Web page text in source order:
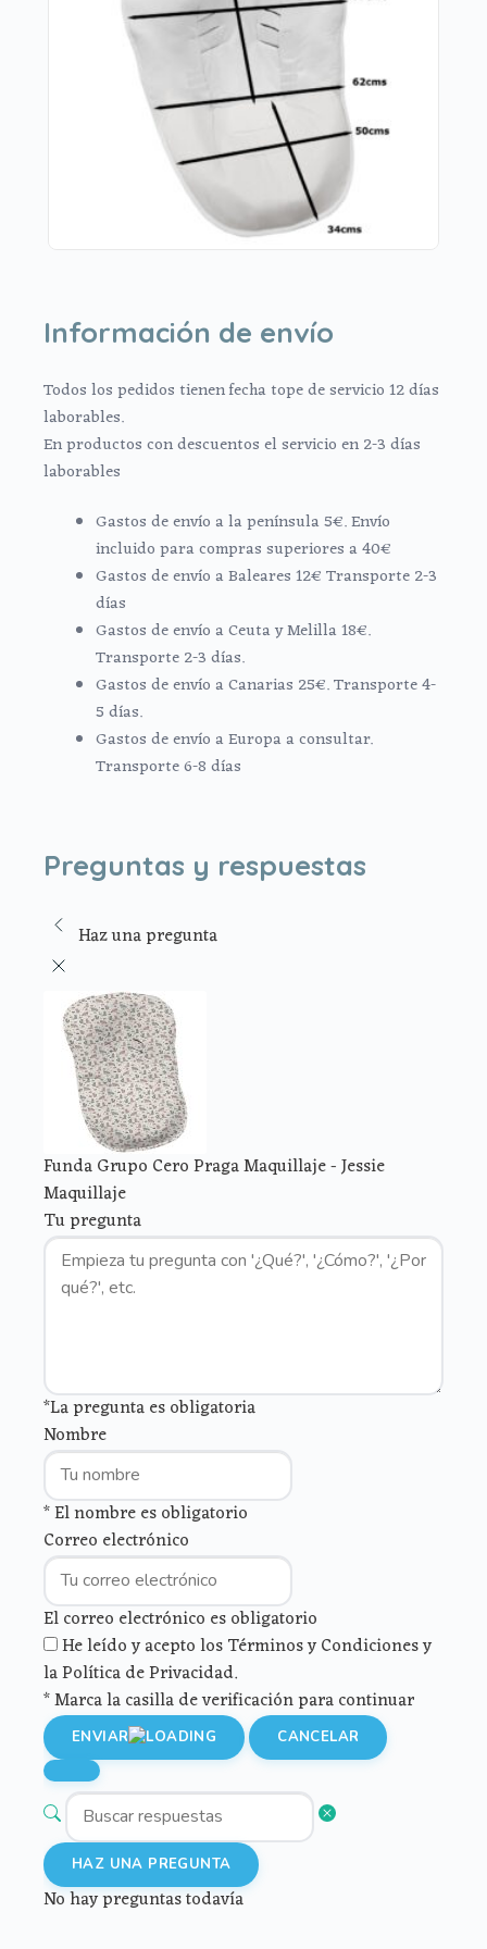
Información de envío
Todos los pedidos tienen fecha tope de servicio 12 días
laborables.
En productos con descuentos el servicio en 2-3 días
laborables
Gastos de envío a la península 5€. Envío
incluido para compras superiores a 40€
Gastos de envío a Baleares 12€ Transporte 2-3
días
Gastos de envío a Ceuta y Melilla 18€.
Transporte 2-3 días.
Gastos de envío a Canarias 25€. Transporte 4-
5 días.
Gastos de envío a Europa a consultar.
Transporte 6-8 días
Preguntas y respuestas
Haz una pregunta
Funda Grupo Cero Praga Maquillaje - Jessie
Maquillaje
Tu pregunta
*La pregunta es obligatoria
Nombre
* El nombre es obligatorio
Correo electrónico
El correo electrónico es obligatorio
He leído y acepto los Términos y Condiciones y
la Política de Privacidad.
* Marca la casilla de verificación para continuar
ENVIAR CANCELAR
HAZ UNA PREGUNTA
No hay preguntas todavía